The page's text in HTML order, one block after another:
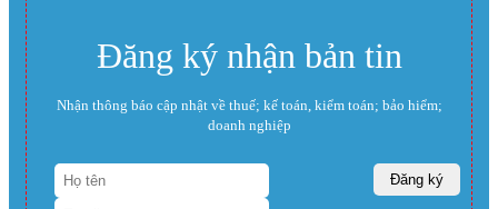
Đăng ký nhận bản tin
Nhận thông báo cập nhật về thuế; kế toán, kiểm toán; bảo hiểm;
doanh nghiệp